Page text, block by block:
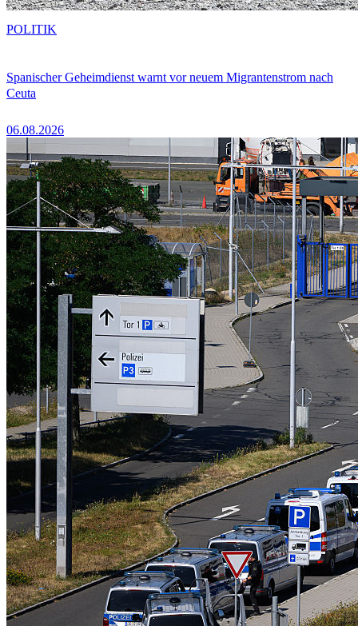
Spanischer Geheimdienst warnt vor neuem Migrantenstrom nach
Ceuta
06.08.2026
POLITIK